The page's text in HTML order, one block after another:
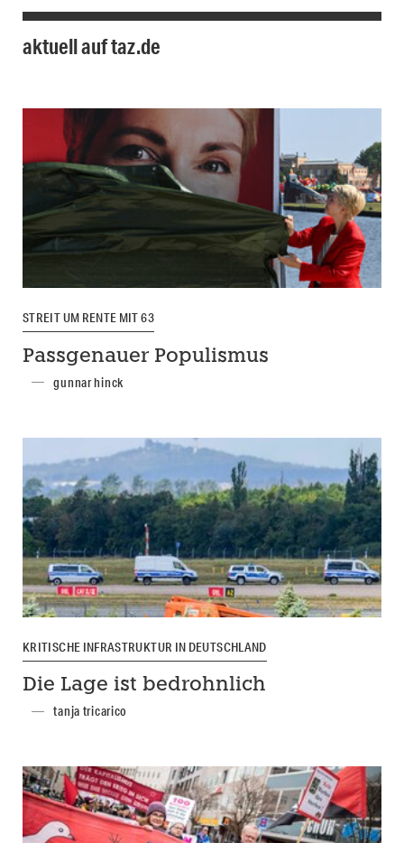
aktuell auf taz.de
STREIT UM RENTE MIT 63
Passgenauer Populismus
gunnar hinck
KRITISCHE INFRASTRUKTUR IN DEUTSCHLAND
Die Lage ist bedrohnlich
tanja tricarico